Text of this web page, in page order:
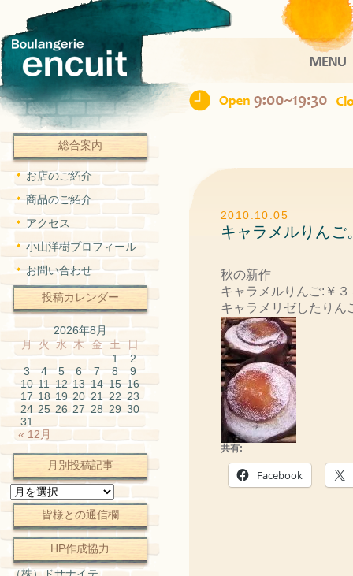
2010.10.05
キャラメルりんご
秋の新作
キャラメルりんご:￥３
キャラメリゼしたりん
共有:
Facebook
総合案内
お店のご紹介
商品のご紹介
アクセス
小山洋樹プロフィール
お問い合わせ
投稿カレンダー
2026年8月
月 火 水 木 金 土 日
1
2
3
4 5 6 7 8
9
10 11 12 13 14 15 16
17 18 19 20 21 22 23
24 25 26 27 28 29 30
31
« 12月
月別投稿記事
月
別
稿
記
事
皆様との通信欄
HP作成協力